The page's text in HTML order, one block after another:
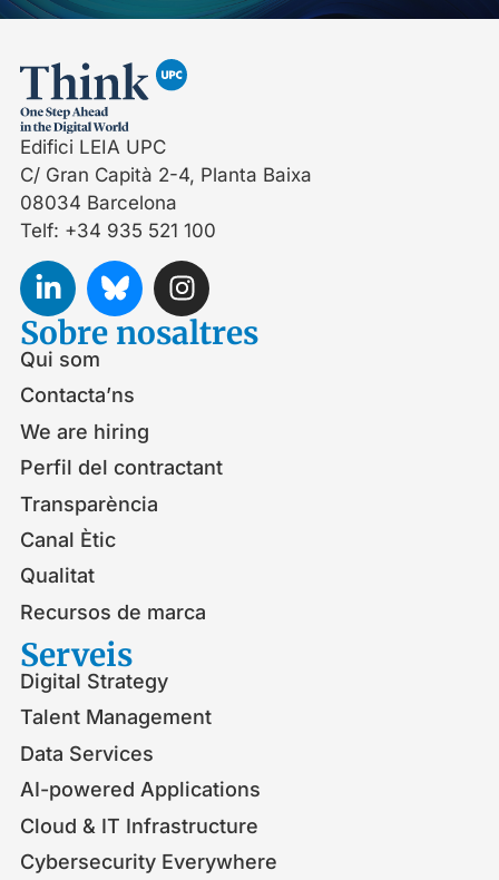
Edifici LEIA UPC
C/ Gran Capità 2-4, Planta Baixa
08034 Barcelona
Telf: +34 935 521 100
Sobre nosaltres
Qui som
Contacta’ns
We are hiring
Perfil del contractant
Transparència
Canal Ètic
Qualitat
Recursos de marca
Serveis​
Digital Strategy
Talent Management
Data Services
AI-powered Applications
Cloud & IT Infrastructure
Cybersecurity Everywhere